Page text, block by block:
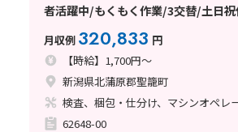
者活躍中/もくもく作業/3交替/土日
勤OK/交通費支給あり/日払い・週払
月収例 320,833 円
【時給】1,700円～
新潟県北蒲原郡聖籠町
62648-00